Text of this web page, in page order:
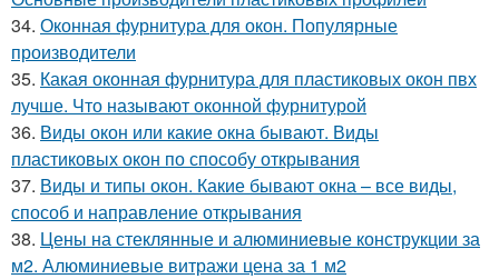
34. Оконная фурнитура для окон. Популярные
производители
35. Какая оконная фурнитура для пластиковых окон пвх
лучше. Что называют оконной фурнитурой
36. Виды окон или какие окна бывают. Виды
пластиковых окон по способу открывания
37. Виды и типы окон. Какие бывают окна – все виды,
способ и направление открывания
38. Цены на стеклянные и алюминиевые конструкции за
м2. Алюминиевые витражи цена за 1 м2